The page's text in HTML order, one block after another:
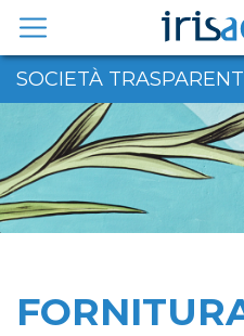
contenuto
SOCIETÀ